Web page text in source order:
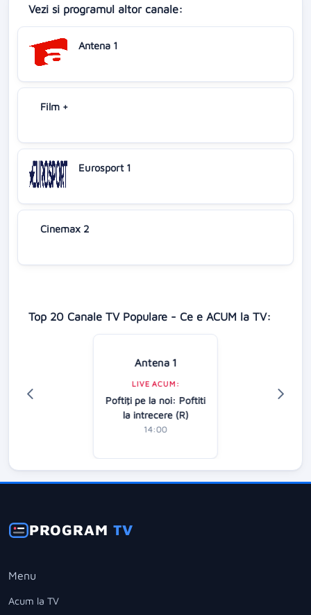
Vezi si programul altor canale:
Antena 1
Film +
Eurosport 1
Cinemax 2
Top 20 Canale TV Populare - Ce e ACUM la TV:
Antena 1
LIVE ACUM:
Poftiţi pe la noi: Poftiti
la intrecere (R)
14:00
PROGRAMTV
Menu
Acum la TV